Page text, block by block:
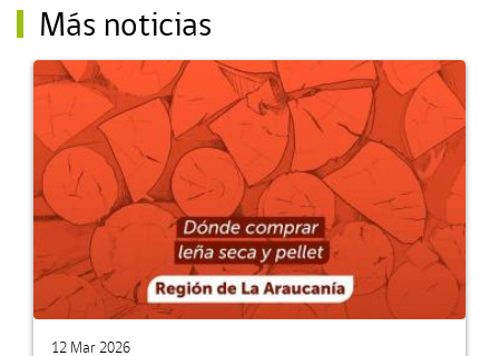
Más noticias
12 Mar 2026